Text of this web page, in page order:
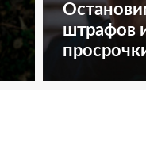
штрафов